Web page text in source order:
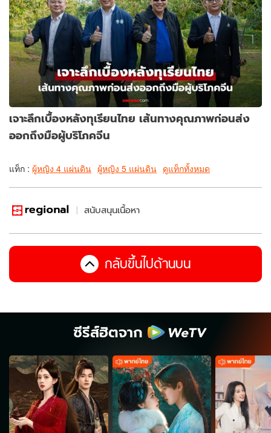
เจาะลึกเบื้องหลังทุเรียนไทย เส้นทางคุณภาพก่อนส่ง
ออกถึงมือผู้บริโภคจีน
แท็ก : ผู้หญิง 4 แผ่นดิน ผู้หญิง 5 แผ่นดิน ดูแท็กทั้งหมด
สนับสนุนเนื้อหา
กลับขึ้นไปด้านบน
ซีรีส์ฮิตจาก